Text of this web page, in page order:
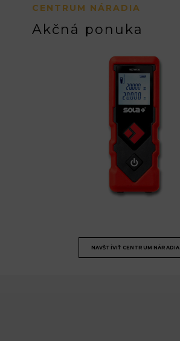
CENTRUM NÁRADIA
Akčná ponuka
NAVŠTÍVIŤ CENTRUM NÁRADIA